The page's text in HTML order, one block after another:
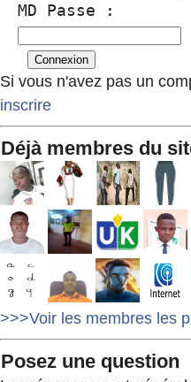
MD Passe :
Si vous n'avez pas un
inscrire
Déjà membres du
>>>Voir les membres les
Posez une question